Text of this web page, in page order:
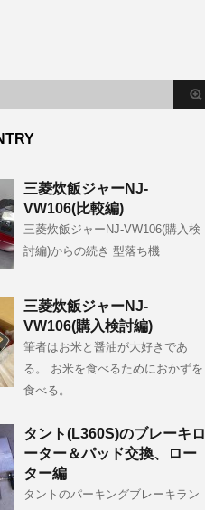
三菱炊飯ジャーNJ-
VW106(比較編)
三菱炊飯ジャーNJ-VW106(購入検
討編)からの続き 型落ち機
三菱炊飯ジャーNJ-
VW106(購入検討編)
筆者はお米と醤油が大好きであ
る。 お米を食べるためにおかずを
食べる。
タント(L360S)のブレーキロ
ーター＆パッド交換、ロー
ター編
タントのパーキングブレーキラン